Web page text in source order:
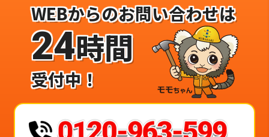
WEBからのお問い合わせは
24時間
受付中！